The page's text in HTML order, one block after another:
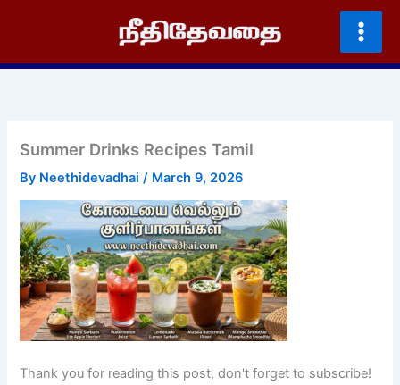
Summer Drinks Recipes Tamil
By Neethidevadhai/ March 9, 2026
Thank you for reading this post, don't forget to subscribe!